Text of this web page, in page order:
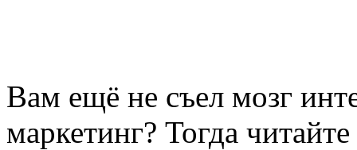
Вам ещё не съел мозг
маркетинг? Тогда